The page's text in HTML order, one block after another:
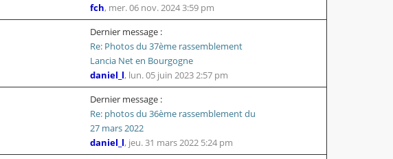
fch, mer. 06 nov. 2024 3:59 pm
Dernier message :
Re: Photos du 37ème rassemblement
Lancia Net en Bourgogne
daniel_l, lun. 05 juin 2023 2:57 pm
Dernier message :
Re: photos du 36ème rassemblement du
27 mars 2022
daniel_l, jeu. 31 mars 2022 5:24 pm